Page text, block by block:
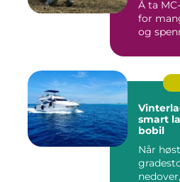
Å ta
for
og
smart
bobil
Når